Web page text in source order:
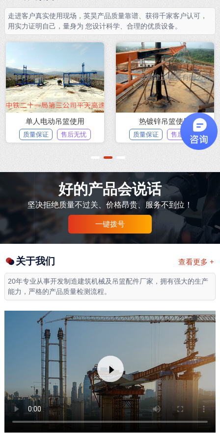
走进客户真实使用现场，英昊产品质量靠谱、获得千家客户认可，
用实力证明自己，量身为 您设计科学、合理的优质设备。
单人电动吊篮使用
质量保证 售后无忧
热镀锌吊篮使用
质量保证 售后无忧
1 2 3
好的产品会说话
坚决拒绝质量不过关、价格昂贵、服务不到位！
一键拨号
查看更多 +
关于我们
20年专业从事开发制造建筑机械及吊篮配件厂家，拥有强大的生产
能力，严格的产品质量检测流程。